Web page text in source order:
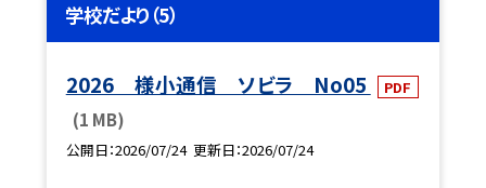
学校だより（5）
2026 様小通信 ソビラ No05 PDF
(1 MB)
公開日 2026/07/24 更新日 2026/07/24